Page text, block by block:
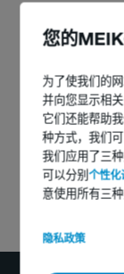
您的
为了使我们的
并向您显示相
它们还能帮助
种方式，我们
我们应用了三
可以分别个性
意使用所有三
隐私政策